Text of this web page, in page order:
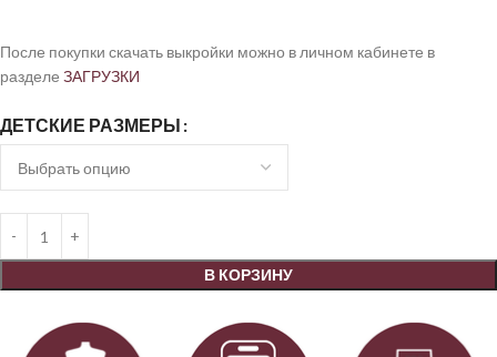
После покупки скачать выкройки можно в личном кабинете в
разделе ЗАГРУЗКИ
ДЕТСКИЕ РАЗМЕРЫ
В КОРЗИНУ